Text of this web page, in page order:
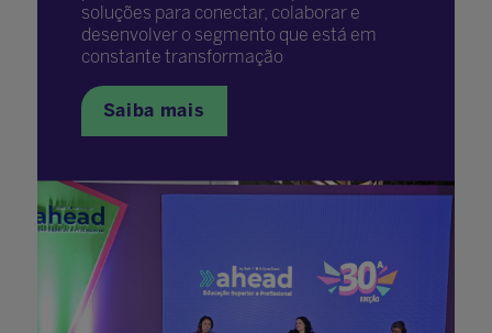
soluções para conectar, colaborar e
desenvolver o segmento que está em
constante transformação
Saiba mais